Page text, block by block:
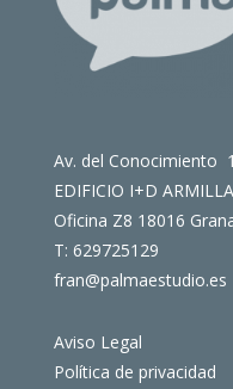
Av. del Conocimiento
EDIFICIO I+D ARMILLA
Oficina Z8 18016
T: 629725129
fran@palmaestudio.es
Aviso Legal
Política de privacidad